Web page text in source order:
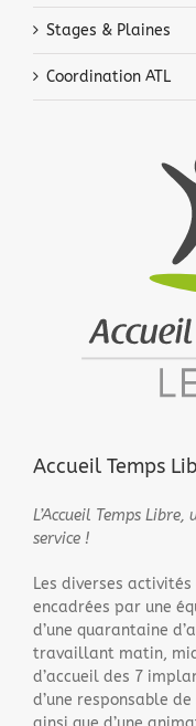
Stages & Plaines
Coordination ATL
Accueil Temps
L’Accueil Temps
service !
Les diverses activités
encadrées par une
d’une quarantaine
travaillant matin,
d’accueil des 7
d’une responsable